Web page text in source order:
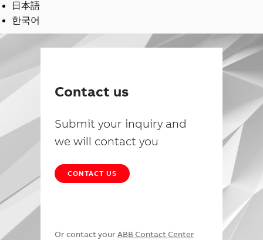
日本語
한국어
Contact us
Submit your inquiry and
we will contact you
CONTACT US
Or contact your ABB Contact Center